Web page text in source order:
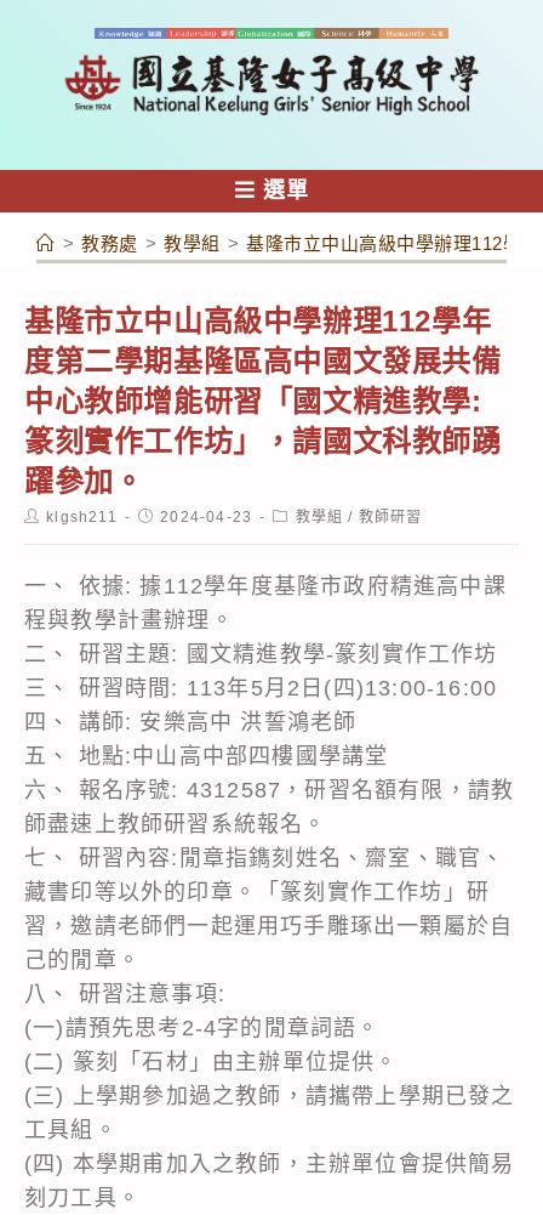
容
選單
> 教務處 > 教學組 > 基隆市立中山高級中學辦理112學
基隆市立中山高級中學辦理112學年
度第二學期基隆區高中國文發展共備
中心教師增能研習「國文精進教學:
篆刻實作工作坊」，請國文科教師踴
躍參加。
Postklgsh211
Post2024-04-23
Post教學組 / 教師研習
一、 依據: 據112學年度基隆市政府精進高中課
程與教學計畫辦理。
二、 研習主題: 國文精進教學-篆刻實作工作坊
三、 研習時間: 113年5月2日(四)13:00-16:00
四、 講師: 安樂高中 洪誓鴻老師
五、 地點:中山高中部四樓國學講堂
六、 報名序號: 4312587，研習名額有限，請教
師盡速上教師研習系統報名。
七、 研習內容:閒章指鐫刻姓名、齋室、職官、
藏書印等以外的印章。「篆刻實作工作坊」研
習，邀請老師們一起運用巧手雕琢出一顆屬於自
己的閒章。
八、 研習注意事項:
(一)請預先思考2-4字的閒章詞語。
(二) 篆刻「石材」由主辦單位提供。
(三) 上學期參加過之教師，請攜帶上學期已發之
工具組。
(四) 本學期甫加入之教師，主辦單位會提供簡易
刻刀工具。